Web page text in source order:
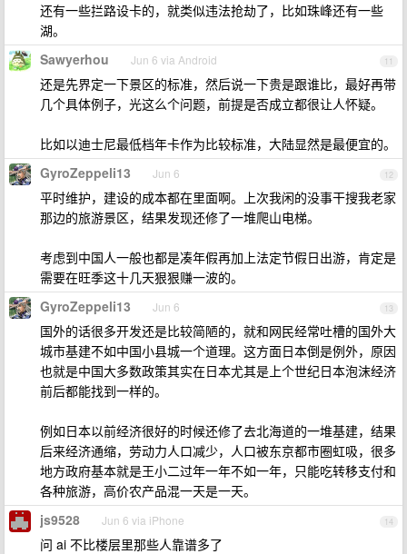
还有一些拦路设卡的，就类似违法抢劫了，比如珠峰还有一些
湖。
11
Sawyerhou Jun 6 via Android
还是先界定一下景区的标准，然后说一下贵是跟谁比，最好再带
几个具体例子，光这么个问题，前提是否成立都很让人怀疑。
比如以迪士尼最低档年卡作为比较标准，大陆显然是最便宜的。
12
GyroZeppeli13 Jun 6
平时维护，建设的成本都在里面啊。上次我闲的没事干搜我老家
那边的旅游景区，结果发现还修了一堆爬山电梯。
考虑到中国人一般也都是凑年假再加上法定节假日出游，肯定是
需要在旺季这十几天狠狠赚一波的。
13
GyroZeppeli13 Jun 6
国外的话很多开发还是比较简陋的，就和网民经常吐槽的国外大
城市基建不如中国小县城一个道理。这方面日本倒是例外，原因
也就是中国大多数政策其实在日本尤其是上个世纪日本泡沫经济
前后都能找到一样的。
例如日本以前经济很好的时候还修了去北海道的一堆基建，结果
后来经济通缩，劳动力人口减少，人口被东京都市圈虹吸，很多
地方政府基本就是王小二过年一年不如一年，只能吃转移支付和
各种旅游，高价农产品混一天是一天。
14
js9528 Jun 6 via iPhone
问 ai 不比楼层里那些人靠谱多了